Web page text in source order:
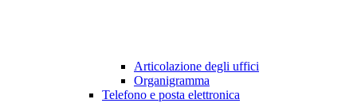
Articolazione degli uffici
Organigramma
Telefono e posta elettronica